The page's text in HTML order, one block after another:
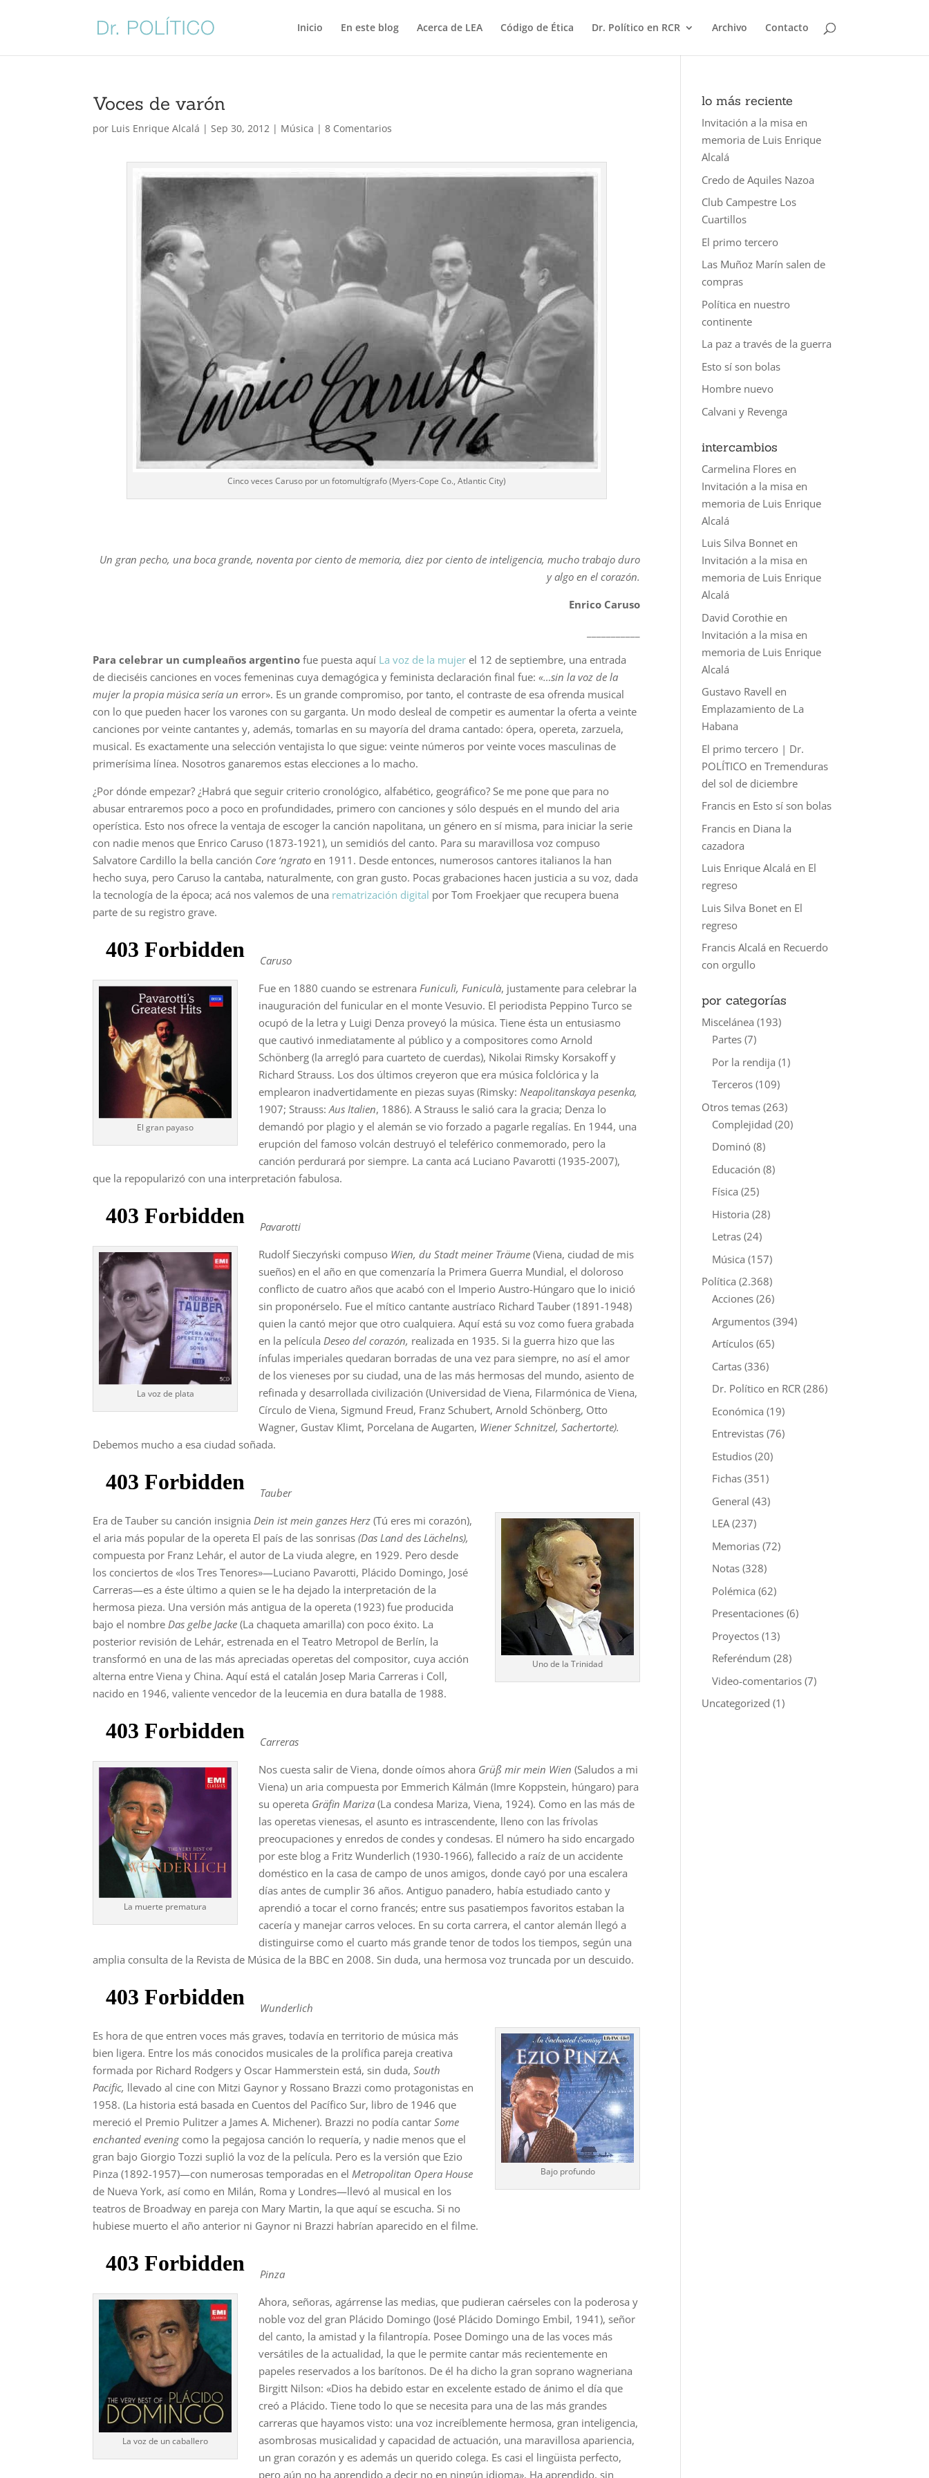
Inicio En este blog Acerca de LEA Código de Ética Dr. Político en RCR Archivo Contacto
Voces de varón
por Luis Enrique Alcalá |Sep 30, 2012 | Música |8 Comentarios
Cinco veces Caruso por un fotomultígrafo (Myers-Cope Co., Atlantic City)
Un gran pecho, una boca grande, noventa por ciento de memoria, diez por ciento de inteligencia, mucho trabajo duro
y algo en el corazón.
Enrico Caruso
Para celebrar un cumpleaños argentino fue puesta aquí La voz de la mujer el 12 de septiembre, una entrada
de dieciséis canciones en voces femeninas cuya demagógica y feminista declaración final fue:«…sin la voz de la
mujer la propia música sería un error». Es un grande compromiso, por tanto, el contraste de esa ofrenda musical
con lo que pueden hacer los varones con su garganta. Un modo desleal de competir es aumentar la oferta a veinte
canciones por veinte cantantes y, además, tomarlas en su mayoría del drama cantado: ópera, opereta, zarzuela,
musical. Es exactamente una selección ventajista lo que sigue: veinte números por veinte voces masculinas de
primerísima línea. Nosotros ganaremos estas elecciones a lo macho.
¿Por dónde empezar? ¿Habrá que seguir criterio cronológico, alfabético, geográfico? Se me pone que para no
abusar entraremos poco a poco en profundidades, primero con canciones y sólo después en el mundo del aria
operística. Esto nos ofrece la ventaja de escoger la canción napolitana, un género en sí misma, para iniciar la serie
con nadie menos que Enrico Caruso (1873-1921), un semidiós del canto. Para su maravillosa voz compuso
Salvatore Cardillo la bella canción Core ‘ngrato en 1911. Desde entonces, numerosos cantores italianos la han
hecho suya, pero Caruso la cantaba, naturalmente, con gran gusto. Pocas grabaciones hacen justicia a su voz, dada
la tecnología de la época; acá nos valemos de una rematrización digital por Tom Froekjaer que recupera buena
parte de su registro grave.
Caruso
El gran payaso
Fue en 1880 cuando se estrenara Funiculì, Funiculà, justamente para celebrar la
inauguración del funicular en el monte Vesuvio. El periodista Peppino Turco se
ocupó de la letra y Luigi Denza proveyó la música. Tiene ésta un entusiasmo
que cautivó inmediatamente al público y a compositores como Arnold
Schönberg (la arregló para cuarteto de cuerdas), Nikolai Rimsky Korsakoff y
Richard Strauss. Los dos últimos creyeron que era música folclórica y la
emplearon inadvertidamente en piezas suyas (Rimsky: Neapolitanskaya pesenka,
1907; Strauss:Aus Italien, 1886). A Strauss le salió cara la gracia; Denza lo
demandó por plagio y el alemán se vio forzado a pagarle regalías. En 1944, una
erupción del famoso volcán destruyó el teleférico conmemorado, pero la
canción perdurará por siempre. La canta acá Luciano Pavarotti (1935-2007),
que la repopularizó con una interpretación fabulosa.
Pavarotti
La voz de plata
Rudolf Sieczyński compuso Wien, du Stadt meiner Träume (Viena, ciudad de mis
sueños) en el año en que comenzaría la Primera Guerra Mundial, el doloroso
conflicto de cuatro años que acabó con el Imperio Austro-Húngaro que lo inició
sin proponérselo. Fue el mítico cantante austríaco Richard Tauber (1891-1948)
quien la cantó mejor que otro cualquiera. Aquí está su voz como fuera grabada
en la película Deseo del corazón, realizada en 1935. Si la guerra hizo que las
ínfulas imperiales quedaran borradas de una vez para siempre, no así el amor
de los vieneses por su ciudad, una de las más hermosas del mundo, asiento de
refinada y desarrollada civilización (Universidad de Viena, Filarmónica de Viena,
Círculo de Viena, Sigmund Freud, Franz Schubert, Arnold Schönberg, Otto
Wagner, Gustav Klimt, Porcelana de Augarten, Wiener Schnitzel, Sachertorte).
Debemos mucho a esa ciudad soñada.
Tauber
Uno de la Trinidad
Era de Tauber su canción insignia Dein ist mein ganzes Herz (Tú eres mi corazón),
el aria más popular de la opereta El país de las sonrisas(Das Land des Lächelns),
compuesta por Franz Lehár, el autor de La viuda alegre, en 1929. Pero desde
los conciertos de «los Tres Tenores»—Luciano Pavarotti, Plácido Domingo, José
Carreras—es a éste último a quien se le ha dejado la interpretación de la
hermosa pieza. Una versión más antigua de la opereta (1923) fue producida
bajo el nombre Das gelbe Jacke(La chaqueta amarilla) con poco éxito. La
posterior revisión de Lehár, estrenada en el Teatro Metropol de Berlín, la
transformó en una de las más apreciadas operetas del compositor, cuya acción
alterna entre Viena y China. Aquí está el catalán Josep Maria Carreras i Coll,
nacido en 1946, valiente vencedor de la leucemia en dura batalla de 1988.
Carreras
La muerte prematura
Nos cuesta salir de Viena, donde oímos ahora Grüß mir mein Wien (Saludos a mi
Viena) un aria compuesta por Emmerich Kálmán (Imre Koppstein, húngaro) para
su opereta Gräfin Mariza (La condesa Mariza, Viena, 1924). Como en las más de
las operetas vienesas, el asunto es intrascendente, lleno con las frívolas
preocupaciones y enredos de condes y condesas. El número ha sido encargado
por este blog a Fritz Wunderlich (1930-1966), fallecido a raíz de un accidente
doméstico en la casa de campo de unos amigos, donde cayó por una escalera
días antes de cumplir 36 años. Antiguo panadero, había estudiado canto y
aprendió a tocar el corno francés; entre sus pasatiempos favoritos estaban la
cacería y manejar carros veloces. En su corta carrera, el cantor alemán llegó a
distinguirse como el cuarto más grande tenor de todos los tiempos, según una
amplia consulta de la Revista de Música de la BBC en 2008. Sin duda, una hermosa voz truncada por un descuido.
Wunderlich
Bajo profundo
Es hora de que entren voces más graves, todavía en territorio de música más
bien ligera. Entre los más conocidos musicales de la prolífica pareja creativa
formada por Richard Rodgers y Oscar Hammerstein está, sin duda,South
Pacific, llevado al cine con Mitzi Gaynor y Rossano Brazzi como protagonistas en
1958. (La historia está basada en Cuentos del Pacífico Sur, libro de 1946 que
mereció el Premio Pulitzer a James A. Michener). Brazzi no podía cantarSome
enchanted evening como la pegajosa canción lo requería, y nadie menos que el
gran bajo Giorgio Tozzi suplió la voz de la película. Pero es la versión que Ezio
Pinza (1892-1957)—con numerosas temporadas en el Metropolitan Opera House
de Nueva York, así como en Milán, Roma y Londres—llevó al musical en los
teatros de Broadway en pareja con Mary Martin, la que aquí se escucha. Si no
hubiese muerto el año anterior ni Gaynor ni Brazzi habrían aparecido en el filme.
Pinza
La voz de un caballero
Ahora, señoras, agárrense las medias, que pudieran caérseles con la poderosa y
noble voz del gran Plácido Domingo (José Plácido Domingo Embil, 1941), señor
del canto, la amistad y la filantropía. Posee Domingo una de las voces más
versátiles de la actualidad, la que le permite cantar más recientemente en
papeles reservados a los barítonos. De él ha dicho la gran soprano wagneriana
Birgitt Nilson: «Dios ha debido estar en excelente estado de ánimo el día que
creó a Plácido. Tiene todo lo que se necesita para una de las más grandes
carreras que hayamos visto: una voz increíblemente hermosa, gran inteligencia,
asombrosas musicalidad y capacidad de actuación, una maravillosa apariencia,
un gran corazón y es además un querido colega. Es casi el lingüista perfecto,
pero aún no ha aprendido a decir no en ningún idioma». Ha aprendido, sin
lo más reciente
Invitación a la misa en
memoria de Luis Enrique
Alcalá
Credo de Aquiles Nazoa
Club Campestre Los
Cuartillos
El primo tercero
Las Muñoz Marín salen de
compras
Política en nuestro
continente
La paz a través de la guerra
Esto sí son bolas
Hombre nuevo
Calvani y Revenga
intercambios
Carmelina Flores en
Invitación a la misa en
memoria de Luis Enrique
Alcalá
Luis Silva Bonnet en
Invitación a la misa en
memoria de Luis Enrique
Alcalá
David Corothie en
Invitación a la misa en
memoria de Luis Enrique
Alcalá
Gustavo Ravell en
Emplazamiento de La
Habana
El primo tercero | Dr.
POLÍTICO enTremenduras
del sol de diciembre
Francis en Esto sí son bolas
Francis en Diana la
cazadora
Luis Enrique Alcalá en El
regreso
Luis Silva Bonet en El
regreso
Francis Alcalá en Recuerdo
con orgullo
por categorías
Miscelánea (193)
Partes (7)
Por la rendija (1)
Terceros (109)
Otros temas (263)
Complejidad (20)
Dominó (8)
Educación (8)
Física (25)
Historia (28)
Letras (24)
Música (157)
Política (2.368)
Acciones (26)
Argumentos (394)
Artículos (65)
Cartas (336)
Dr. Político en RCR (286)
Económica (19)
Entrevistas (76)
Estudios (20)
Fichas (351)
General (43)
LEA(237)
Memorias (72)
Notas (328)
Polémica (62)
Presentaciones (6)
Proyectos (13)
Referéndum (28)
Video-comentarios (7)
Uncategorized (1)